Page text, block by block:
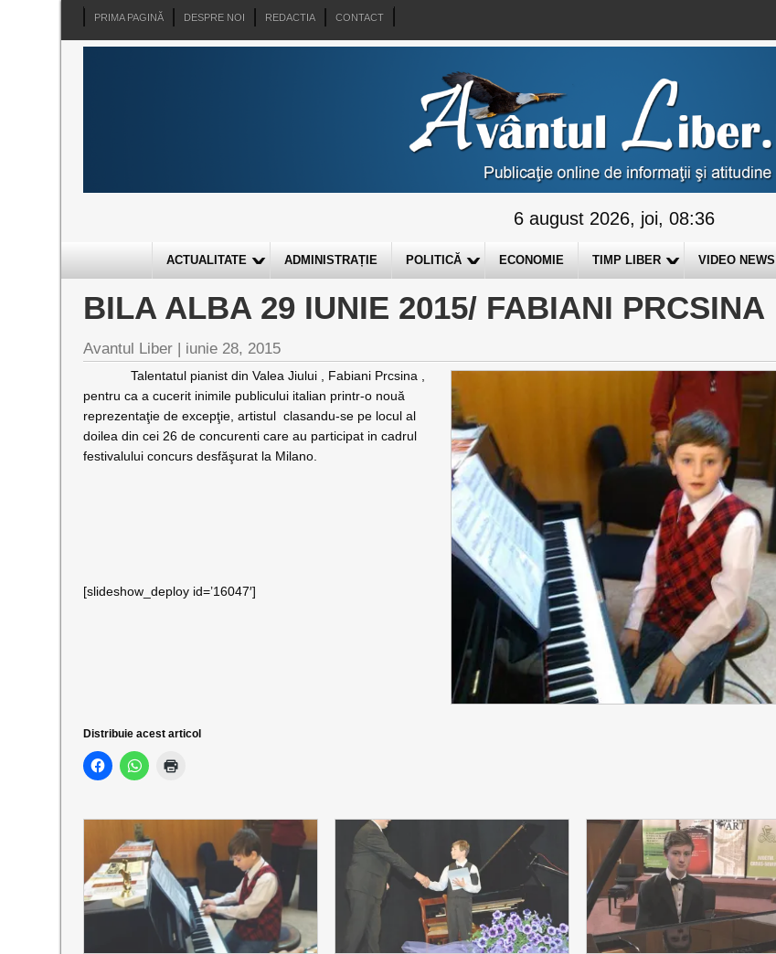
PRIMA PAGINĂ DESPRE NOI REDACTIA CONTACT
6 august 2026, joi, 08:36
ACTUALITATE ADMINISTRAȚIE POLITICĂ ECONOMIE TIMP LIBER VIDEO NEWS
BILA ALBA 29 IUNIE 2015/ FABIANI PRCSINA
Avantul Liber | iunie 28, 2015
Talentatul pianist din Valea Jiului , Fabiani Prcsina ,
pentru ca a cucerit inimile publicului italian printr-o nouă
reprezentaţie de excepţie, artistul clasandu-se pe locul al
doilea din cei 26 de concurenti care au participat in cadrul
festivalului concurs desfăşurat la Milano.
[slideshow_deploy id=’16047′]
Distribuie acest articol